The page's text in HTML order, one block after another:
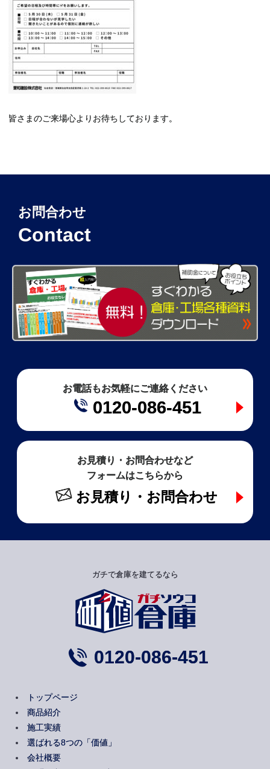
皆さまのご来場心よりお待ちしております。
お問合わせ
Contact
お電話もお気軽にご連絡ください
0120-086-451
お見積り・お問合わせなど
フォームはこちらから
お見積り・お問合わせ
ガチで倉庫を建てるなら
0120-086-451
トップページ
商品紹介
施工実績
選ばれる8つの「価値」
会社概要